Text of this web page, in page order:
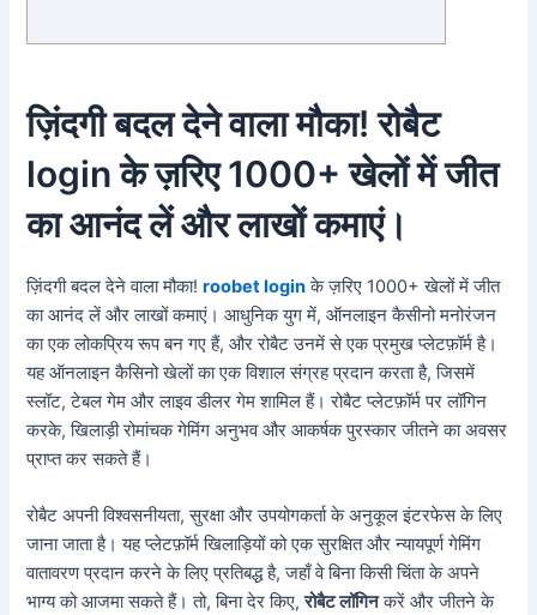
ज़िंदगी बदल देने वाला मौका! रोबैट
login के ज़रिए 1000+ खेलों में जीत
का आनंद लें और लाखों कमाएं।
ज़िंदगी बदल देने वाला मौका!roobet loginके ज़रिए 1000+ खेलों में जीत
का आनंद लें और लाखों कमाएं। आधुनिक युग में, ऑनलाइन कैसीनो मनोरंजन
का एक लोकप्रिय रूप बन गए हैं, और रोबैट उनमें से एक प्रमुख प्लेटफ़ॉर्म है।
यह ऑनलाइन कैसिनो खेलों का एक विशाल संग्रह प्रदान करता है, जिसमें
स्लॉट, टेबल गेम और लाइव डीलर गेम शामिल हैं। रोबैट प्लेटफ़ॉर्म पर लॉगिन
करके, खिलाड़ी रोमांचक गेमिंग अनुभव और आकर्षक पुरस्कार जीतने का अवसर
प्राप्त कर सकते हैं।
रोबैट अपनी विश्वसनीयता, सुरक्षा और उपयोगकर्ता के अनुकूल इंटरफेस के लिए
जाना जाता है। यह प्लेटफ़ॉर्म खिलाड़ियों को एक सुरक्षित और न्यायपूर्ण गेमिंग
वातावरण प्रदान करने के लिए प्रतिबद्ध है, जहाँ वे बिना किसी चिंता के अपने
भाग्य को आजमा सकते हैं। तो, बिना देर किए,रोबैट लॉगिनकरें और जीतने के